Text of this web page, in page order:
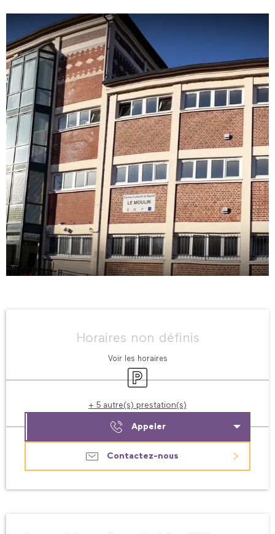
Horaires non définis
Voir les horaires
Parking
+ 5 autre(s) prestation(s)
Appeler
Contactez-nous